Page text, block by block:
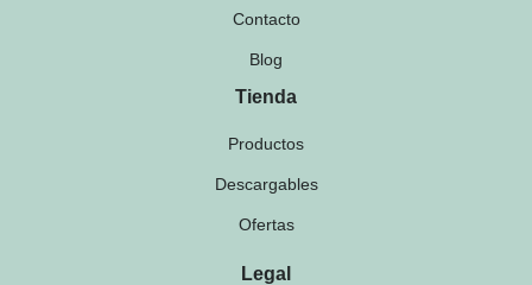
Contacto
Blog
Tienda
Productos
Descargables
Ofertas
Legal